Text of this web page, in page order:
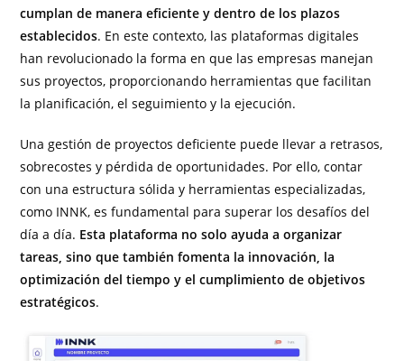
cumplan de manera eficiente y dentro de los plazos
establecidos. En este contexto, las plataformas digitales
han revolucionado la forma en que las empresas manejan
sus proyectos, proporcionando herramientas que facilitan
la planificación, el seguimiento y la ejecución.
Una gestión de proyectos deficiente puede llevar a retrasos,
sobrecostes y pérdida de oportunidades. Por ello, contar
con una estructura sólida y herramientas especializadas,
como INNK, es fundamental para superar los desafíos del
día a día. Esta plataforma no solo ayuda a organizar
tareas, sino que también fomenta la innovación, la
optimización del tiempo y el cumplimiento de objetivos
estratégicos.